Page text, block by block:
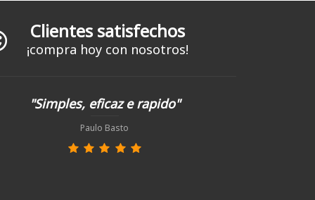
Clientes satisfechos
¡compra hoy con nosotros!
"Simples, eficaz e rapido"
Paulo Basto